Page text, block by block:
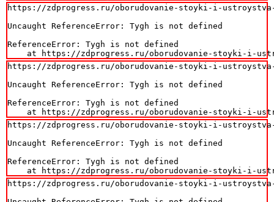
https://zdprogress.ru/oborudovanie-stoyki-i-ustroystva-
Uncaught ReferenceError: Tygh is not defined
ReferenceError: Tygh is not defined
at https://zdprogress.ru/oborudovanie-stoyki-i-
https://zdprogress.ru/oborudovanie-stoyki-i-ustroystva-
Uncaught ReferenceError: Tygh is not defined
ReferenceError: Tygh is not defined
at https://zdprogress.ru/oborudovanie-stoyki-i-
https://zdprogress.ru/oborudovanie-stoyki-i-ustroystva-
Uncaught ReferenceError: Tygh is not defined
ReferenceError: Tygh is not defined
at https://zdprogress.ru/oborudovanie-stoyki-i-
https://zdprogress.ru/oborudovanie-stoyki-i-ustroystva-